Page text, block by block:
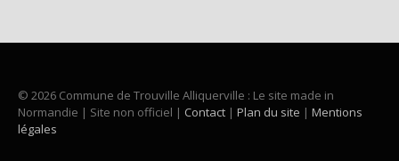
© 2026 Commune de Trouville Alliquerville : Le site made in
Normandie | Site non officiel | Contact | Plan du site | Mentions
légales